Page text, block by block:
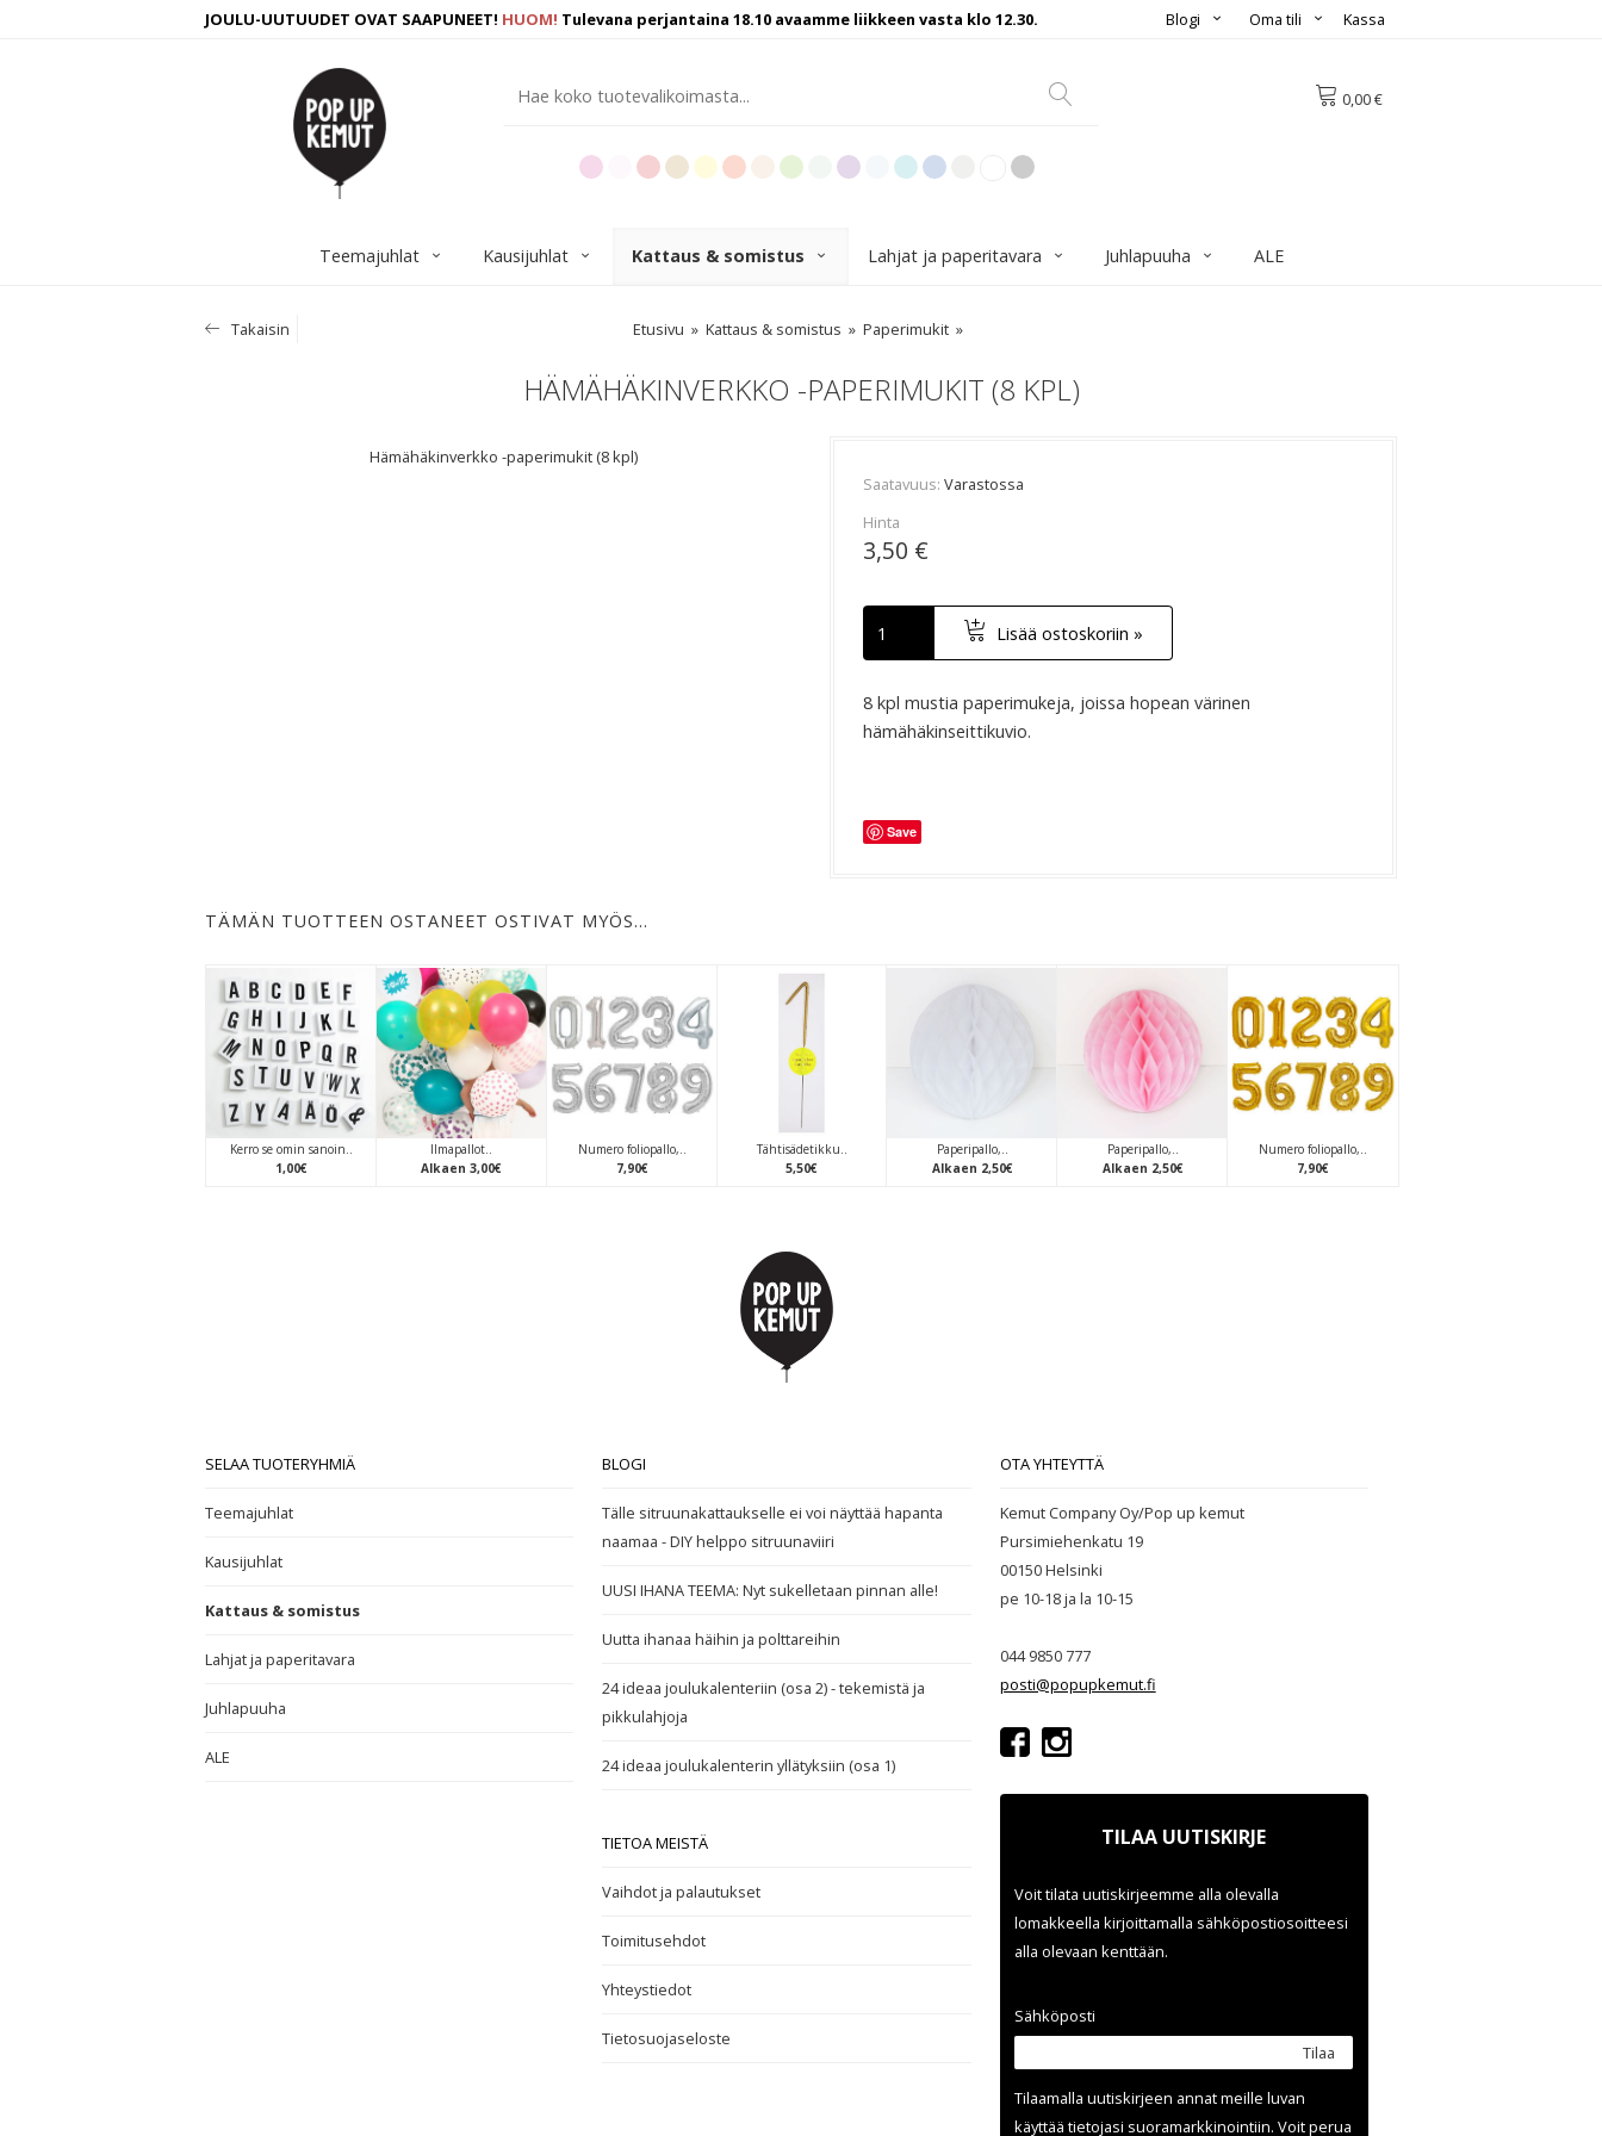
JOULU-UUTUUDET OVAT SAAPUNEET! HUOM! Tulevana perjantaina 18.10 avaamme liikkeen vasta klo 12.30. Kassa
Oma tili
Blogi
0,00 €
Teemajuhlat Kausijuhlat Kattaus & somistus Lahjat ja paperitavara Juhlapuuha ALE
Takaisin Etusivu Kattaus & somistus Paperimukit
HÄMÄHÄKINVERKKO -PAPERIMUKIT (8 KPL)
Hämähäkinverkko -paperimukit (8 kpl)
Saatavuus Varastossa
Hinta
3,50 €
Lisää ostoskoriin »
8 kpl mustia paperimukeja, joissa hopean värinen
hämähäkinseittikuvio.
Save
TÄMÄN TUOTTEEN OSTANEET OSTIVAT MYÖS…
Kerro se omin sanoin..
1,00€
Ilmapallot..
Alkaen 3,00€
Numero foliopallo,..
7,90€
Tähtisädetikku..
5,50€
Paperipallo,..
Alkaen 2,50€
Paperipallo,..
Alkaen 2,50€
Numero foliopallo,..
7,90€
SELAA TUOTERYHMIÄ
Teemajuhlat
Kausijuhlat
Kattaus & somistus
Lahjat ja paperitavara
Juhlapuuha
ALE
BLOGI
Tälle sitruunakattaukselle ei voi näyttää hapanta
naamaa - DIY helppo sitruunaviiri
UUSI IHANA TEEMA: Nyt sukelletaan pinnan alle!
Uutta ihanaa häihin ja polttareihin
24 ideaa joulukalenteriin (osa 2) - tekemistä ja
pikkulahjoja
24 ideaa joulukalenterin yllätyksiin (osa 1)
TIETOA MEISTÄ
Vaihdot ja palautukset
Toimitusehdot
Yhteystiedot
Tietosuojaseloste
OTA YHTEYTTÄ
Kemut Company Oy/Pop up kemut
Pursimiehenkatu 19
00150 Helsinki
pe 10-18ja la 10-15
044 9850 777
posti@popupkemut.fi
TILAA UUTISKIRJE
Voit tilata uutiskirjeemme alla olevalla
lomakkeella kirjoittamalla sähköpostiosoitteesi
alla olevaan kenttään.
Sähköposti
Tilaa
Tilaamalla uutis­kirjeen annat meille luvan
käyttää tietojasi suora­markkinointiin. Voit perua